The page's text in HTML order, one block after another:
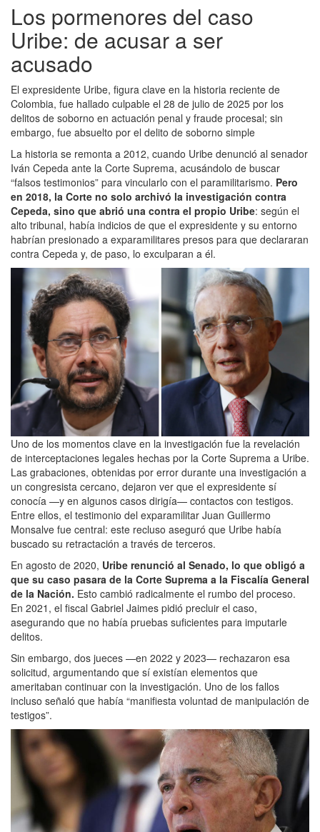
Los pormenores del caso
Uribe: de acusar a ser
acusado
El expresidente Uribe, figura clave en la historia reciente de
Colombia, fue hallado culpable el 28 de julio de 2025 por los
delitos de soborno en actuación penal y fraude procesal; sin
embargo, fue absuelto por el delito de soborno simple
La historia se remonta a 2012, cuando Uribe denunció al senador
Iván Cepeda ante la Corte Suprema, acusándolo de buscar
“falsos testimonios” para vincularlo con el paramilitarismo. Pero
en 2018, la Corte no solo archivó la investigación contra
Cepeda, sino que abrió una contra el propio Uribe: según el
alto tribunal, había indicios de que el expresidente y su entorno
habrían presionado a exparamilitares presos para que declararan
contra Cepeda y, de paso, lo exculparan a él.
Uno de los momentos clave en la investigación fue la revelación
de interceptaciones legales hechas por la Corte Suprema a Uribe.
Las grabaciones, obtenidas por error durante una investigación a
un congresista cercano, dejaron ver que el expresidente sí
conocía —y en algunos casos dirigía— contactos con testigos.
Entre ellos, el testimonio del exparamilitar Juan Guillermo
Monsalve fue central: este recluso aseguró que Uribe había
buscado su retractación a través de terceros.
En agosto de 2020, Uribe renunció al Senado, lo que obligó a
que su caso pasara de la Corte Suprema a la Fiscalía General
de la Nación. Esto cambió radicalmente el rumbo del proceso.
En 2021, el fiscal Gabriel Jaimes pidió precluir el caso,
asegurando que no había pruebas suficientes para imputarle
delitos.
Sin embargo, dos jueces —en 2022 y 2023— rechazaron esa
solicitud, argumentando que sí existían elementos que
ameritaban continuar con la investigación. Uno de los fallos
incluso señaló que había “manifiesta voluntad de manipulación de
testigos”.